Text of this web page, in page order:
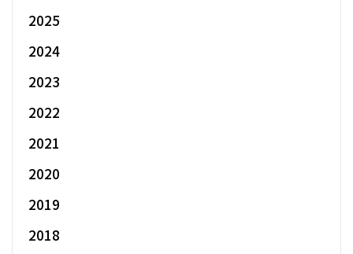
2025
2024
2023
2022
2021
2020
2019
2018